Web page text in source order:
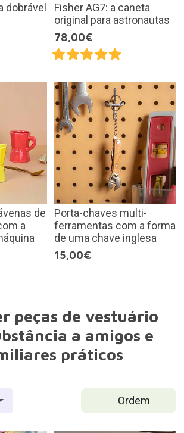
dobrável
Fisher AG7: a caneta
original para astronautas
78,00€
de
a
Porta-chaves multi-
ferramentas com a forma
de uma chave inglesa
15,00€
peças de vestuário
a amigos e
práticos
Ordem